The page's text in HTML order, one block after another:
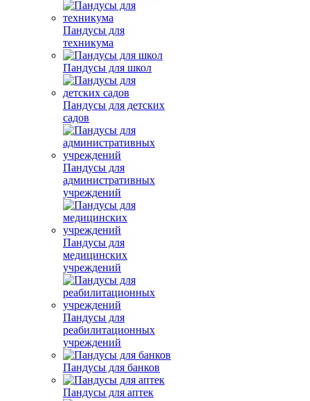
Пандусы для
техникума
Пандусы для школ
Пандусы для детских
садов
Пандусы для
административных
учреждений
Пандусы для
медицинских
учреждений
Пандусы для
реабилитационных
учреждений
Пандусы для банков
Пандусы для аптек